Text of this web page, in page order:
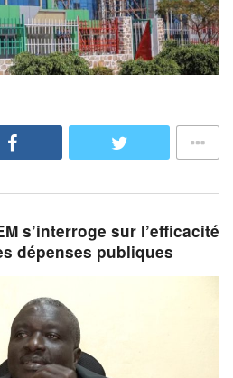
s’interroge sur l’efficacité
dépenses publiques